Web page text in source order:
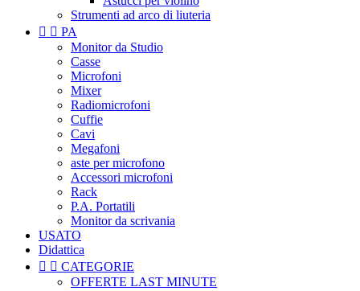
Strumenti ad arco di liuteria
  PA
Monitor da Studio
Casse
Microfoni
Mixer
Radiomicrofoni
Cuffie
Cavi
Megafoni
aste per microfono
Accessori microfoni
Rack
P.A. Portatili
Monitor da scrivania
USATO
Didattica
  CATEGORIE
OFFERTE LAST MINUTE